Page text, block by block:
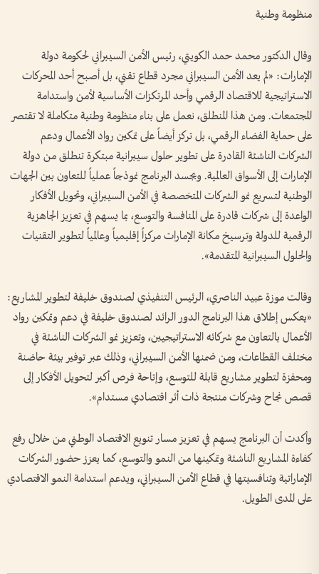
منظومة وطنية
وقال الدكتور محمد حمد الكويتي، رئيس الأمن السيبراني لحكومة دولة
الإمارات: «لم يعد الأمن السيبراني مجرد قطاع تقني، بل أصبح أحد المحركات
الاستراتيجية للاقتصاد الرقمي وأحد المرتكزات الأساسية لأمن واستدامة
المجتمعات. ومن هذا المنطلق، نعمل على بناء منظومة وطنية متكاملة لا تقتصر
على حماية الفضاء الرقمي، بل تركز أيضاً على تمكين رواد الأعمال ودعم
الشركات الناشئة القادرة على تطوير حلول سيبرانية مبتكرة تنطلق من دولة
الإمارات إلى الأسواق العالمية. ويجسد البرنامج نموذجاً عملياً للتعاون بين الجهات
الوطنية لتسريع نمو الشركات المتخصصة في الأمن السيبراني، وتحويل الأفكار
الواعدة إلى شركات قادرة على المنافسة والتوسع، بما يسهم في تعزيز الجاهزية
الرقمية للدولة وترسيخ مكانة الإمارات مركزاً إقليمياً وعالمياً لتطوير التقنيات
والحلول السيبرانية المتقدمة».
وقالت موزة عبيد الناصري، الرئيس التنفيذي لصندوق خليفة لتطوير المشاريع:
«يعكس إطلاق هذا البرنامج الدور الرائد لصندوق خليفة في دعم وتمكين رواد
الأعمال بالتعاون مع شركائه الاستراتيجيين، وتعزيز نمو الشركات الناشئة في
مختلف القطاعات، ومن ضمنها الأمن السيبراني، وذلك عبر توفير بيئة حاضنة
ومحفزة لتطوير مشاريع قابلة للتوسع، وإتاحة فرص أكبر لتحويل الأفكار إلى
قصص نجاح وشركات منتجة ذات أثر اقتصادي مستدام».
وأكدت أن البرنامج يسهم في تعزيز مسار تنويع الاقتصاد الوطني من خلال رفع
كفاءة المشاريع الناشئة وتمكينها من النمو والتوسع، كما يعزز حضور الشركات
الإماراتية وتنافسيتها في قطاع الأمن السيبراني، ويدعم استدامة النمو الاقتصادي
على المدى الطويل.